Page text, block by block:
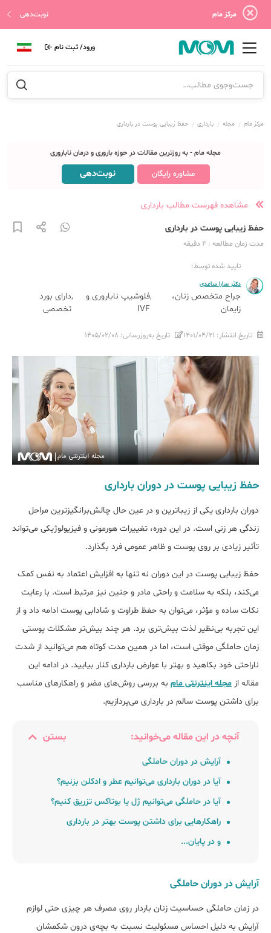
مرکز مام نوبت‌دهی
ورود/ ثبت نام
مرکز مام مجله بارداری حفظ زیبایی پوست در بارداری
مجله مام - به روزترین مقالات در حوزه باروری و درمان ناباروری
مشاوره رایگان نوبت‌دهی
مشاهده فهرست مطالب بارداری
حفظ زیبایی پوست در بارداری
مدت زمان مطالعه : 4 دقیقه
تایید شده توسط:
دکتر سارا ساعدی
جراح متخصص زنان،
زایمان
فلوشیپ ناباروری و
IVF
دارای بورد
تخصصی
تاریخ انتشار: ۱۴۰۱/۰۴/۲۱ تاریخ به‌روزرسانی: ۱۴۰۵/۰۲/۰۸
حفظ زیبایی پوست در دوران بارداری
دوران بارداری یکی از زیباترین و در عین حال چالش‌برانگیزترین مراحل
زندگی هر زنی است. در این دوره، تغییرات هورمونی و فیزیولوژیکی می‌تواند
تأثیر زیادی بر روی پوست و ظاهر عمومی فرد بگذارد.
حفظ زیبایی پوست در این دوران نه تنها به افزایش اعتماد به نفس کمک
می‌کند، بلکه به سلامت و راحتی مادر و جنین نیز مرتبط است. با رعایت
نکات ساده و مؤثر، می‌توان به حفظ طراوت و شادابی پوست ادامه داد و از
این تجربه بی‌نظیر لذت بیش‌تری برد. هر چند بیش‌تر مشکلات پوستی
زمان حاملگی موقتی است، اما در همین مدت کوتاه هم می‌توانید از شدت
ناراحتی خود بکاهید و بهتر با عوارض بارداری کنار بیایید. در ادامه این
مقاله از مجله اینترنتی مام به بررسی روش‌های مضر و راهکار‌های مناسب
برای داشتن پوست سالم در بارداری می‌پردازیم.
آنچه در این مقاله می‌خوانید: بستن
آرایش در دوران حاملگی
آیا در دوران بارداری می‌توانیم عطر و ادکلن بزنیم؟
آیا در حاملگی می‌توانیم ژل یا بوتاکس تزریق کنیم؟
راهکار‌هایی برای داشتن پوست بهتر در بارداری
و در پایان...
آرایش در دوران حاملگی
در زمان حاملگی حساسیت زنان باردار روی مصرف هر چیزی حتی لوازم
آرایش به دلیل احساس مسئولیت نسبت به بچه‌ی درون شکمشان